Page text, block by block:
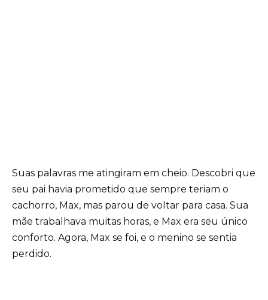
Suas palavras me atingiram em cheio. Descobri que
seu pai havia prometido que sempre teriam o
cachorro, Max, mas parou de voltar para casa. Sua
mãe trabalhava muitas horas, e Max era seu único
conforto. Agora, Max se foi, e o menino se sentia
perdido.